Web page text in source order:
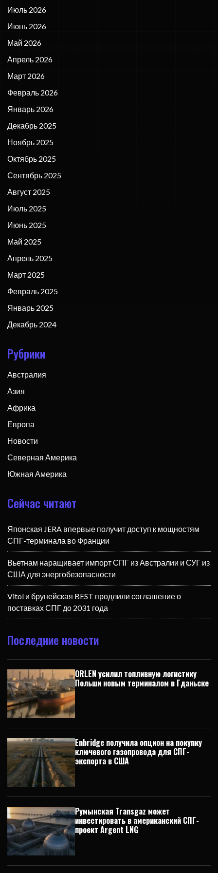
Июль 2026
Июнь 2026
Май 2026
Апрель 2026
Март 2026
Февраль 2026
Январь 2026
Декабрь 2025
Ноябрь 2025
Октябрь 2025
Сентябрь 2025
Август 2025
Июль 2025
Июнь 2025
Май 2025
Апрель 2025
Март 2025
Февраль 2025
Январь 2025
Декабрь 2024
Рубрики
Австралия
Азия
Африка
Европа
Новости
Северная Америка
Южная Америка
Сейчас читают
Японская JERA впервые получит доступ к мощностям
СПГ-терминала во Франции
Вьетнам наращивает импорт СПГ из Австралии и СУГ из
США для энергобезопасности
Vitol и брунейская BEST продлили соглашение о
поставках СПГ до 2031 года
Последние новости
ORLEN усилил топливную логистику
Польши новым терминалом в Гданьске
Enbridge получила опцион на покупку
ключевого газопровода для СПГ-
экспорта в США
Румынская Transgaz может
инвестировать в американский СПГ-
проект Argent LNG